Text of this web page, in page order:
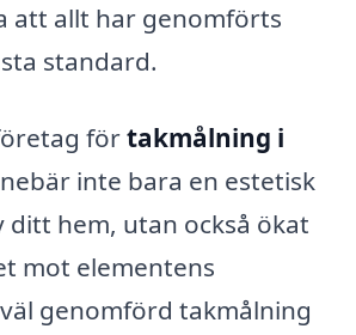
att allt har genomförts
standard.
förtakmålning i
inte bara en estetisk
hem, utan också ökat
mot elementens
genomförd takmålning